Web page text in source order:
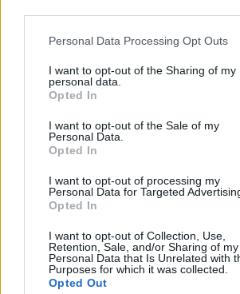
Please note that this website/app uses
not limited to your visit or usage
grant or deny consent to Google and its
use your data for below specified
consent section.
Personal Data Processing Opt Outs
I want to opt-out of the Sharing of my
personal data.
Opted In
I want to opt-out of the Sale of my
Personal Data.
Opted In
I want to opt-out of processing my
Personal Data for Targeted
Opted In
I want to opt-out of Collection, Use,
Retention, Sale, and/or Sharing of my
Personal Data that Is Unrelated with
Purposes for which it was collected.
Opted Out
Original Landbier Dunkel
Madnezz•2018. január 30.
Illat: enyhén csokis, édes Hab:
Szín: sötétbarna Nagyjából Kozel
hibája eltűnne és minden ami jó
megduplázódna. Ehhez még
Original Landbierben meglevő
alkoholtartalom és…